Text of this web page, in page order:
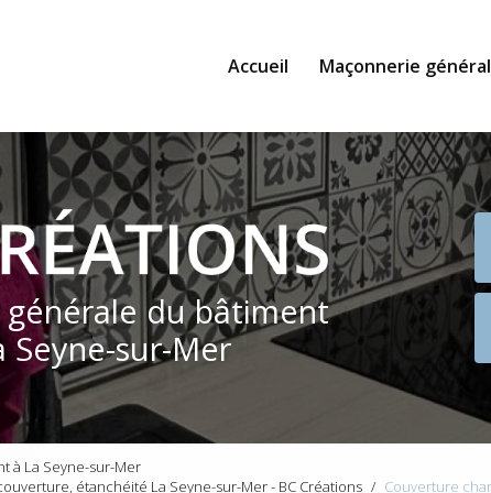
Accueil Maçonnerie
générale du bâtiment
Seyne-sur-Mer
à La Seyne-sur-Mer
étanchéité La Seyne-sur-Mer - BC Créations
Couverture